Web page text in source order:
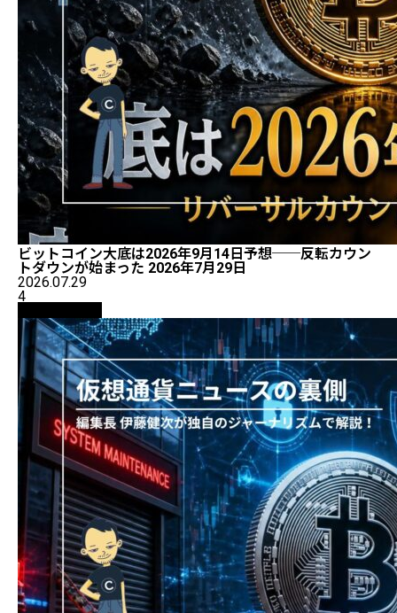
ビットコイン大底は2026年9月14日予想──反転カウン
トダウンが始まった 2026年7月29日
2026.07.29
4